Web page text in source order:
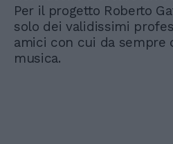
Per il progetto Roberto
solo dei validissimi
amici con cui da sempre
musica.